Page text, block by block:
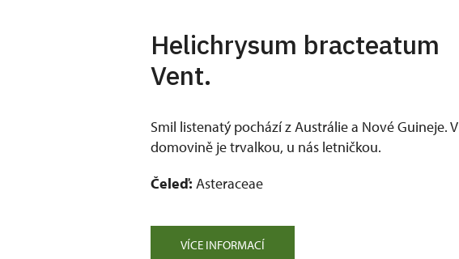
Helichrysum bracteatum
Vent.
Smil listenatý pochází z Austrálie a Nové Guineje. V
domovině je trvalkou, u nás letničkou.
Čeleď: Asteraceae
VÍCE INFORMACÍ